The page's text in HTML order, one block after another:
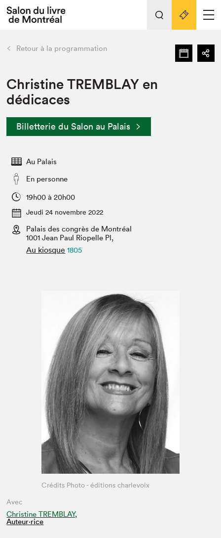
Espace médias
Espace exposant⋅e⋅s
Espace enseignant·e·s
Espace pro
Tout sur l'édition 2022
Actualités
Vidéos et Balados
retour Nos activités
Édition 2022
Planifier sa visite
Nous connaître
Projets partenaires 2022
Archives
Liens pratiques
Retour à la programmation
Christine TREMBLAY en
dédicaces
Billetterie du Salon au Palais
Au Palais
En personne
19h00 à 20h00
Jeudi 24 novembre 2022
Palais des congrès de Montréal
1001 Jean Paul Riopelle Pl,
Au kiosque 1805
Avec
Christine TREMBLAY,
Auteur·rice
Crédits Photo - éditions charlevoix